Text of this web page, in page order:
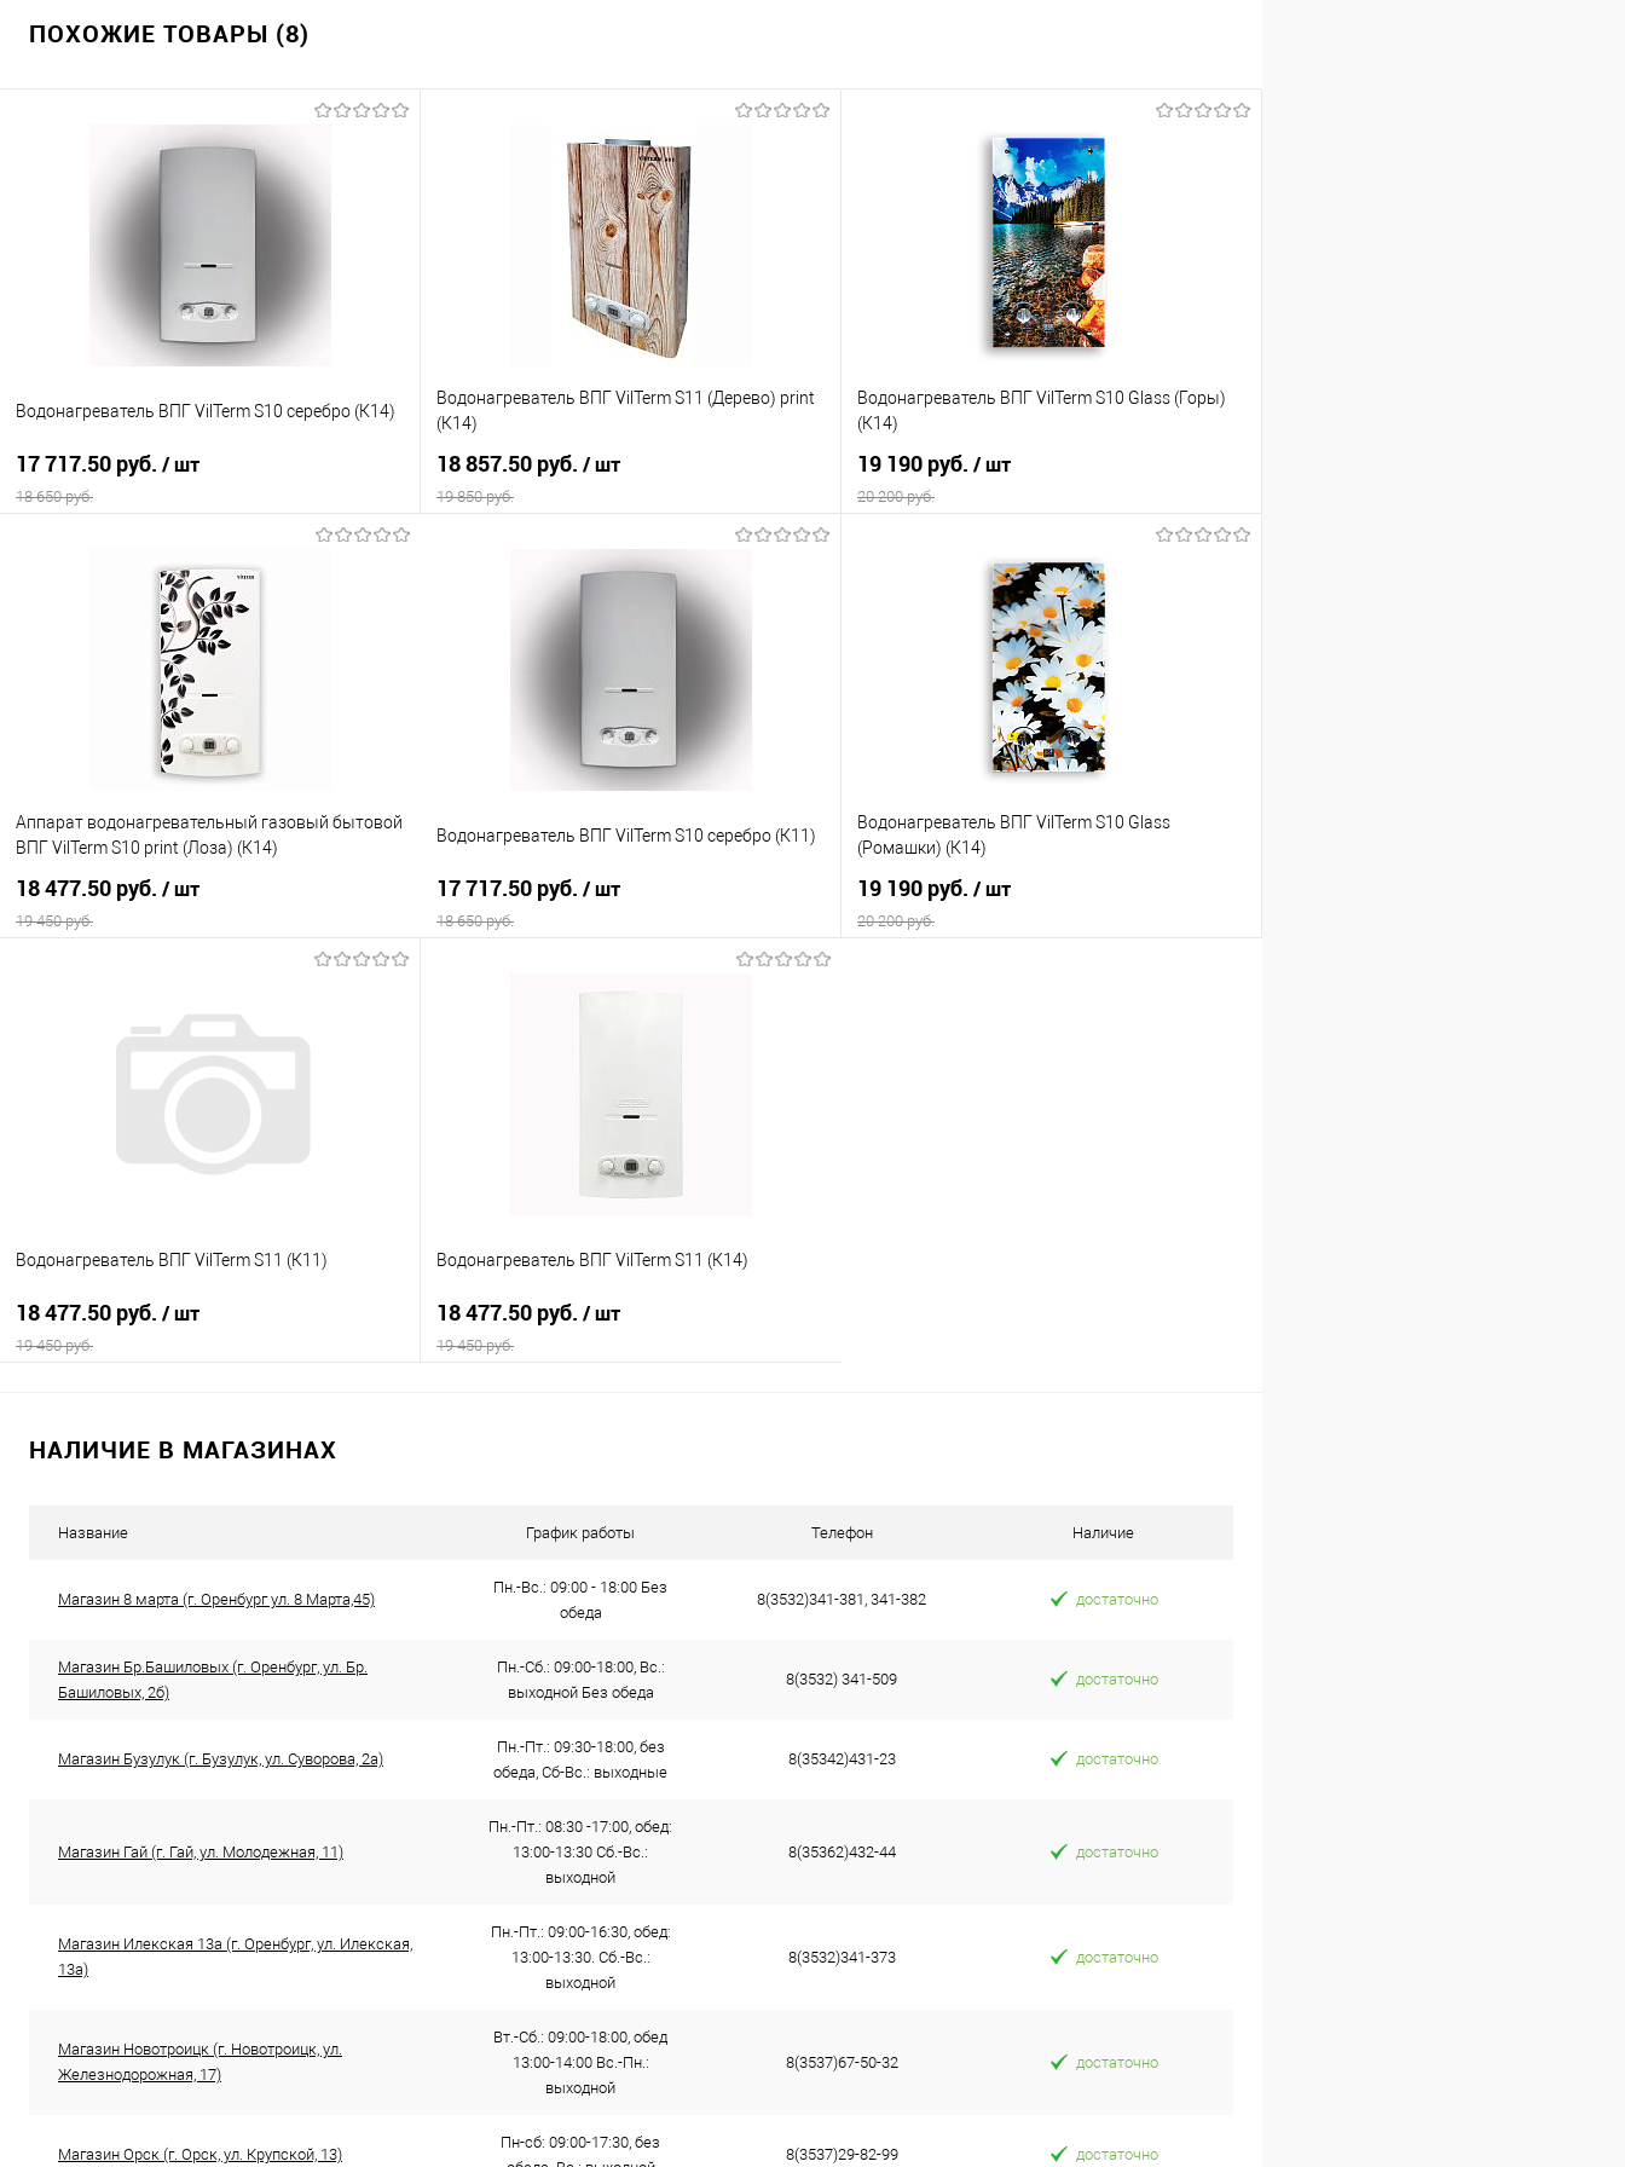
ПОХОЖИЕ ТОВАРЫ (8)
Водонагреватель ВПГ VilTerm S10 серебро (К14)
17 717.50 руб. / шт
18 650 руб.
В корзину
Водонагреватель ВПГ VilTerm S11 (Дерево) print
(К14)
18 857.50 руб. / шт
19 850 руб.
В корзину
Водонагреватель ВПГ VilTerm S10 Glass (Горы)
(К14)
19 190 руб. / шт
20 200 руб.
В корзину
Сравнение
В наличии
Аппарат водонагревательный газовый бытовой
ВПГ VilTerm S10 print (Лоза) (К14)
18 477.50 руб. / шт
19 450 руб.
Купить в 1 клик
Сравнение
В наличии
Водонагреватель ВПГ VilTerm S10 серебро (К11)
17 717.50 руб. / шт
18 650 руб.
Водонагреватель ВПГ VilTerm S10 Glass
(Ромашки) (К14)
19 190 руб. / шт
20 200 руб.
Водонагреватель ВПГ VilTerm S11 (К11)
18 477.50 руб. / шт
19 450 руб.
Водонагреватель ВПГ VilTerm S11 (К14)
18 477.50 руб. / шт
19 450 руб.
НАЛИЧИЕ В МАГАЗИНАХ
Название График работы Телефон Наличие
Магазин 8 марта (г. Оренбург ул. 8 Марта,45)
Пн.-Вс.: 09:00 - 18:00 Без
обеда
8(3532)341-381, 341-382 достаточно
Магазин Бр.Башиловых (г. Оренбург, ул. Бр.
Башиловых, 2б)
Пн.-Сб.: 09:00-18:00, Вс.:
выходной Без обеда
8(3532) 341-509 достаточно
Магазин Бузулук (г. Бузулук, ул. Суворова, 2а)
Пн.-Пт.: 09:30-18:00, без
обеда, Сб-Вс.: выходные
8(35342)431-23 достаточно
Магазин Гай (г. Гай, ул. Молодежная, 11)
Пн.-Пт.: 08:30 -17:00, обед:
13:00-13:30 Сб.-Вс.:
выходной
8(35362)432-44 достаточно
Магазин Илекская 13а (г. Оренбург, ул. Илекская,
13а)
Пн.-Пт.: 09:00-16:30, обед:
13:00-13:30. Сб.-Вс.:
выходной
8(3532)341-373 достаточно
Магазин Новотроицк (г. Новотроицк, ул.
Железнодорожная, 17)
Вт.-Сб.: 09:00-18:00, обед
13:00-14:00 Вс.-Пн.:
выходной
8(3537)67-50-32 достаточно
Магазин Орск (г. Орск, ул. Крупской, 13)
Пн-сб: 09:00-17:30, без
8(3537)29-82-99 достаточно